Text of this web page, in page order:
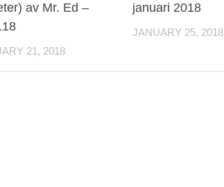
av Mr. Ed –
21, 2018
januari 2018
JANUARY 25, 2018